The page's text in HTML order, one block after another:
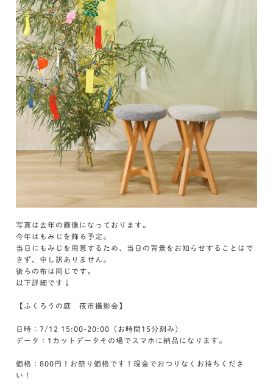
写真は去年の画像になっております。
今年はもみじを飾る予定。
当日にもみじを用意するため、当日の背景をお知らせすることはで
きず、申し訳ありません。
後ろの布は同じです。
以下詳細です↓
【ふくろうの庭 夜市撮影会】
日時：7/12 15:00-20:00（お時間15分刻み）
データ：1カットデータその場でスマホに納品になります。
価格：800円！お祭り価格です！現金でおつりなくお持ちくださ
い！